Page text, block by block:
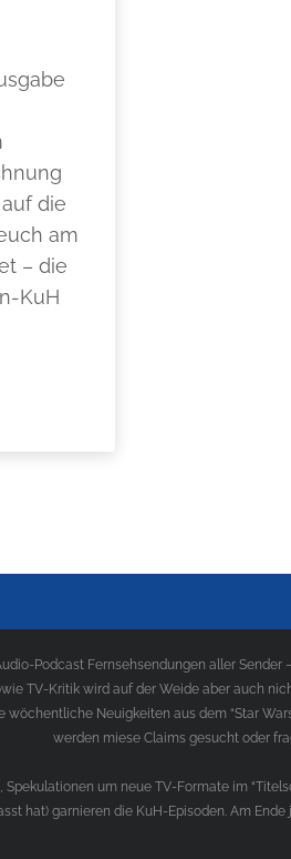
die
am
– die
KuH
Podcast Fernsehsendungen aller Sender
TV-Kritik wird auf der Weide aber auch
Neuigkeiten aus dem “Star
werden miese Claims gesucht oder
Spekulationen um neue TV-Formate im
hat) garnieren die KuH-Episoden. Am